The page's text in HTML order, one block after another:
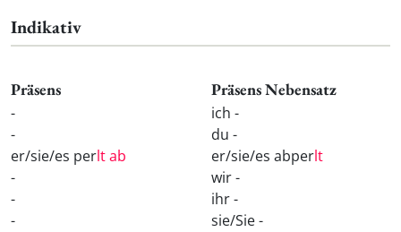
Indikativ
Präsens
-
-
er/sie/es perlt ab
-
-
-
Präsens Nebensatz
ich -
du -
er/sie/es abperlt
wir -
ihr -
sie/Sie -